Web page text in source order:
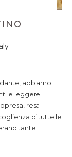
abbiamo
e leggere.
resa
di tutte le
tante!